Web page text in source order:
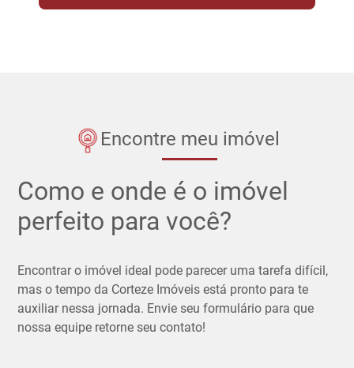
Encontre meu imóvel
Como e onde é o imóvel
perfeito para você?
Encontrar o imóvel ideal pode parecer uma tarefa difícil,
mas o tempo da Corteze Imóveis está pronto para te
auxiliar nessa jornada. Envie seu formulário para que
nossa equipe retorne seu contato!